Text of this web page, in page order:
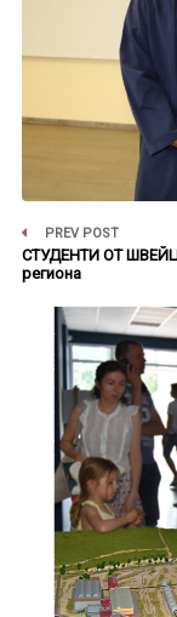
PREV POST
СТУДЕНТИ ОТ
региона